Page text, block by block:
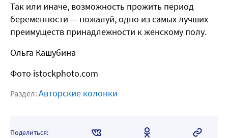
Так или иначе, возможность прожить период
беременности — пожалуй, одно из самых лучших
преимуществ принадлежности к женскому полу.
Ольга Кашубина
Фото istockphoto.com
Раздел: Авторские колонки
Поделиться: